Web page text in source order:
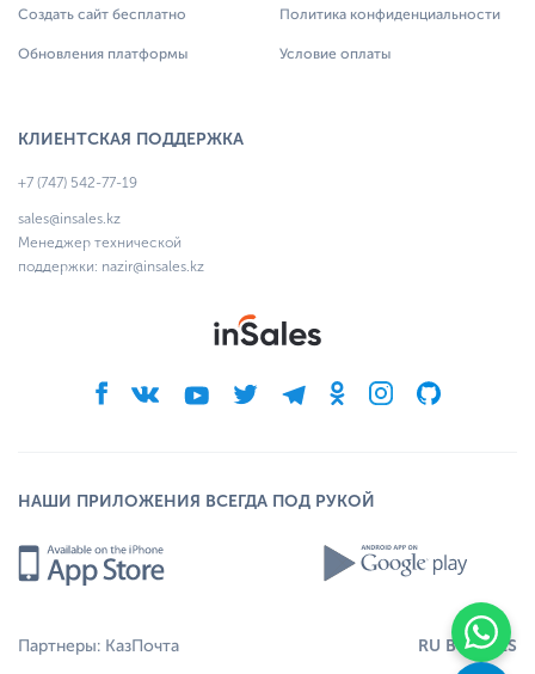
Создать сайт бесплатно
Обновления платформы
Политика конфиденциальности
Условие оплаты
КЛИЕНТСКАЯ ПОДДЕРЖКА
+7 (747) 542-77-19
sales@insales.kz
Менеджер технической
поддержки: nazir@insales.kz
НАШИ ПРИЛОЖЕНИЯ ВСЕГДА ПОД РУКОЙ
Партнеры: КазПочта RU BY EN ES